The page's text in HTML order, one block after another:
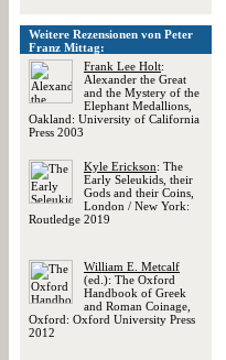
Weitere Rezensionen von Peter
Franz Mittag:
Frank Lee Holt:
Alexander the Great
and the Mystery of the
Elephant Medallions,
Oakland: University of California
Press 2003
Kyle Erickson: The
Early Seleukids, their
Gods and their Coins,
London / New York:
Routledge 2019
William E. Metcalf
(ed.): The Oxford
Handbook of Greek
and Roman Coinage,
Oxford: Oxford University Press
2012